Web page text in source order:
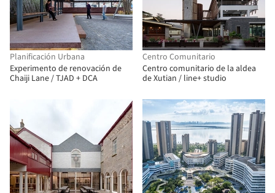
Planificación Urbana
Experimento de renovación de
Chaiji Lane / TJAD + DCA
Centro Comunitario
Centro comunitario de la aldea
de Xutian / line+ studio